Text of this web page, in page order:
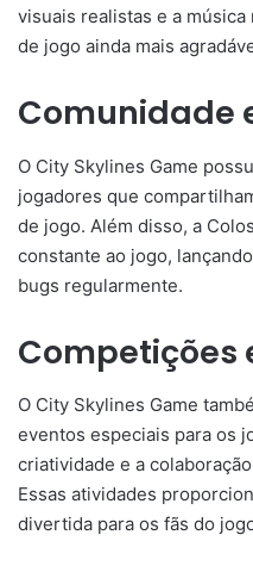
visuais realistas e a
de jogo ainda mais
Comunidade
O City Skylines Game
jogadores que
de jogo. Além disso, a
constante ao jogo,
bugs regularmente.
Competições
O City Skylines Game
eventos especiais para os
criatividade e a
Essas atividades
divertida para os fãs do